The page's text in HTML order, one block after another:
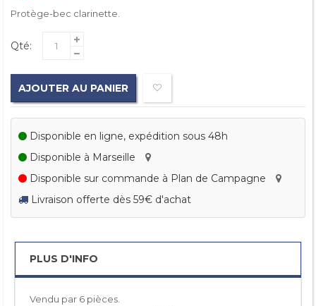
Protège-bec clarinette.
Qté:
AJOUTER AU PANIER
Disponible en ligne, expédition sous 48h
Disponible à Marseille
Disponible sur commande à Plan de Campagne
Livraison offerte dès 59€ d'achat
PLUS D'INFO
Vendu par 6 pièces.